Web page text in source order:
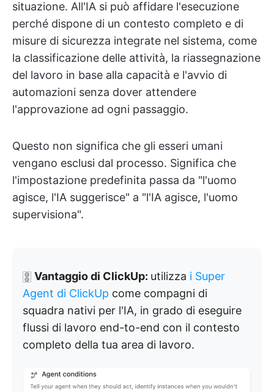
situazione. All'IA si può affidare l'esecuzione
perché dispone di un contesto completo e di
misure di sicurezza integrate nel sistema, come
la classificazione delle attività, la riassegnazione
del lavoro in base alla capacità e l'avvio di
automazioni senza dover attendere
l'approvazione ad ogni passaggio.
Questo non significa che gli esseri umani
vengano esclusi dal processo. Significa che
l'impostazione predefinita passa da "l'uomo
agisce, l'IA suggerisce" a "l'IA agisce, l'uomo
supervisiona".
🀚 Vantaggio di ClickUp: utilizza i Super
Agent di ClickUp come compagni di
squadra nativi per l'IA, in grado di eseguire
flussi di lavoro end-to-end con il contesto
completo della tua area di lavoro.